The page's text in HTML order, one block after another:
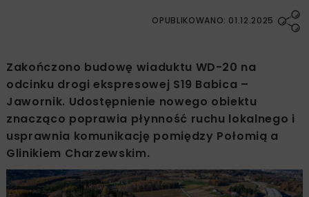
OPUBLIKOWANO: 01.12.2025
Zakończono budowę wiaduktu WD-20 na
odcinku drogi ekspresowej S19 Babica –
Jawornik. Udostępnienie nowego obiektu
znacząco poprawia płynność ruchu lokalnego i
usprawnia komunikację pomiędzy Połomią a
Glinikiem Charzewskim.